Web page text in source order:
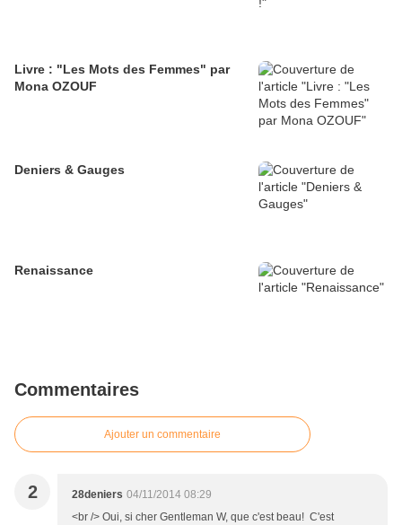
Livre : "Les Mots des Femmes" par
Mona OZOUF
Deniers & Gauges
Renaissance
Commentaires
Ajouter un commentaire
2 28deniers 04/11/2014 08:29
<br /> Oui, si cher Gentleman W, que c'est beau! C'est